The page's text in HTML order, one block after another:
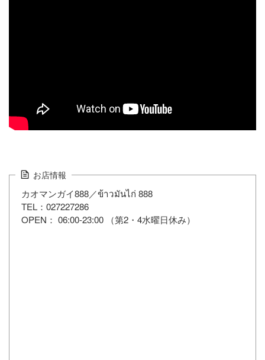
お店情報
カオマンガイ888／ข้าวมันไก่ 888
TEL：027227286
OPEN： 06:00-23:00 （第2・4水曜日休み）